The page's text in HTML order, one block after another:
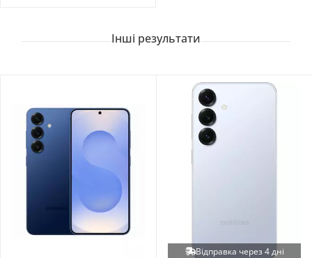
Інші результати
Відправка через 4 дні